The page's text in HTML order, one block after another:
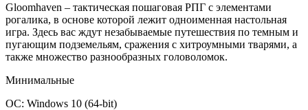
Gloomhaven – тактическая пошаговая РПГ с элементами
рогалика, в основе которой лежит одноименная настольная
игра. Здесь вас ждут незабываемые путешествия по темным и
пугающим подземельям, сражения с хитроумными тварями, а
также множество разнообразных головоломок.
Минимальные
ОС: Windows 10 (64-bit)